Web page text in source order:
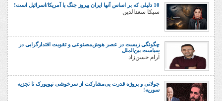
10 دلیلی که بر اساس آنها ایران پیروز جنگ با آمریکا/اسرائیل است!
سیکا سعدالدین
چگونگی زیست در عصر هوش‌مصنوعی و تقویت اقتدارگرایی در
سیاست بین‌الملل
آرام حسن‌زاد
جولانی و پروژه قدرت بی‌مشارکت از سرخوشی نیویورک تا تجزیه
سوریه!